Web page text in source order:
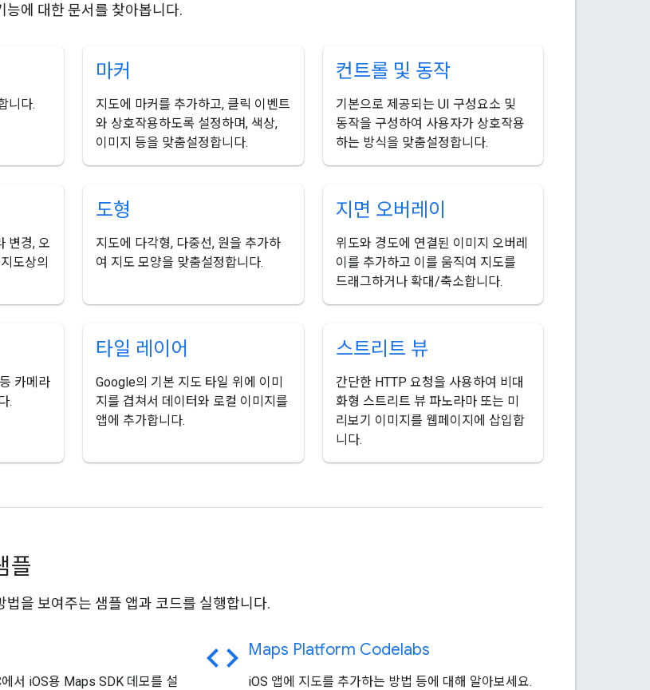
능에 대한 문서를 찾아봅니다.
니다.
마커
지도에 마커를 추가하고, 클릭 이벤트
와 상호작용하도록 설정하며, 색상,
이미지 등을 맞춤설정합니다.
컨트롤 및 동작
기본으로 제공되는 UI 구성요소 및
동작을 구성하여 사용자가 상호작용
하는 방식을 맞춤설정합니다.
변경, 오
도상의
도형
지도에 다각형, 다중선, 원을 추가하
여 지도 모양을 맞춤설정합니다.
지면 오버레이
위도와 경도에 연결된 이미지 오버레
이를 추가하고 이를 움직여 지도를
드래그하거나 확대/축소합니다.
카메라
.
타일 레이어
Google의 기본 지도 타일 위에 이미
지를 겹쳐서 데이터와 로컬 이미지를
앱에 추가합니다.
스트리트 뷰
간단한 HTTP 요청을 사용하여 비대
화형 스트리트 뷰 파노라마 또는 미
리보기 이미지를 웹페이지에 삽입합
니다.
플
법을 보여주는 샘플 앱과 코드를 실행합니다.
서 iOS용 Maps SDK 데모를 설
code Maps Platform Codelabs
iOS 앱에 지도를 추가하는 방법 등에 대해 알아보세요.